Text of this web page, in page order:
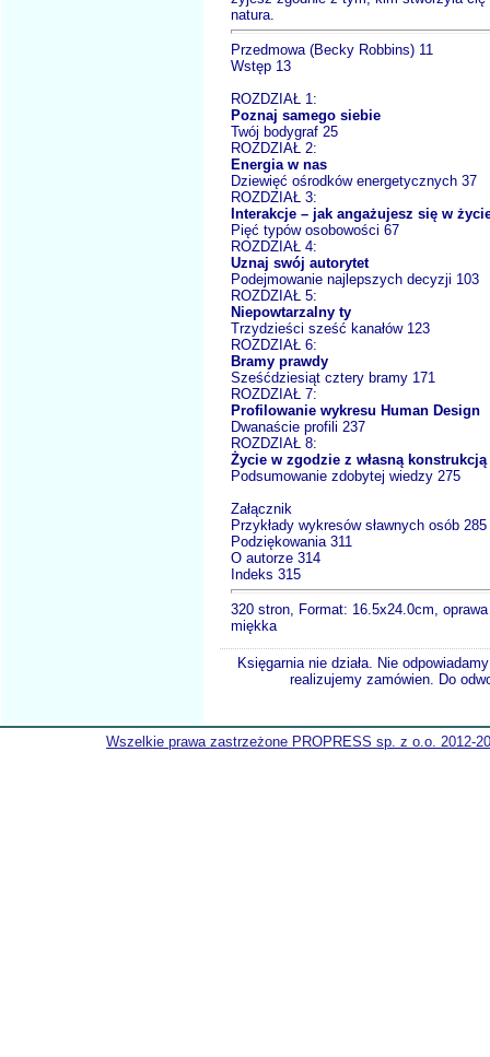
natura.
Przedmowa (Becky Robbins) 11
Wstęp 13
ROZDZIAŁ 1:
Poznaj samego siebie
Twój bodygraf 25
ROZDZIAŁ 2:
Energia w nas
Dziewięć ośrodków energetycznych 37
ROZDZIAŁ 3:
Interakcje – jak angażujesz się w
Pięć typów osobowości 67
ROZDZIAŁ 4:
Uznaj swój autorytet
Podejmowanie najlepszych decyzji 103
ROZDZIAŁ 5:
Niepowtarzalny ty
Trzydzieści sześć kanałów 123
ROZDZIAŁ 6:
Bramy prawdy
Sześćdziesiąt cztery bramy 171
ROZDZIAŁ 7:
Profilowanie wykresu Human Design
Dwanaście profili 237
ROZDZIAŁ 8:
Życie w zgodzie z własną konstrukcją
Podsumowanie zdobytej wiedzy 275
Załącznik
Przykłady wykresów sławnych osób 285
Podziękowania 311
O autorze 314
Indeks 315
320 stron, Format: 16.5x24.0cm, oprawa
miękka
Księgarnia nie działa. Nie
realizujemy zamówien. Do
Wszelkie prawa zastrzeżone PROPRESS sp. z o.o. 2012-